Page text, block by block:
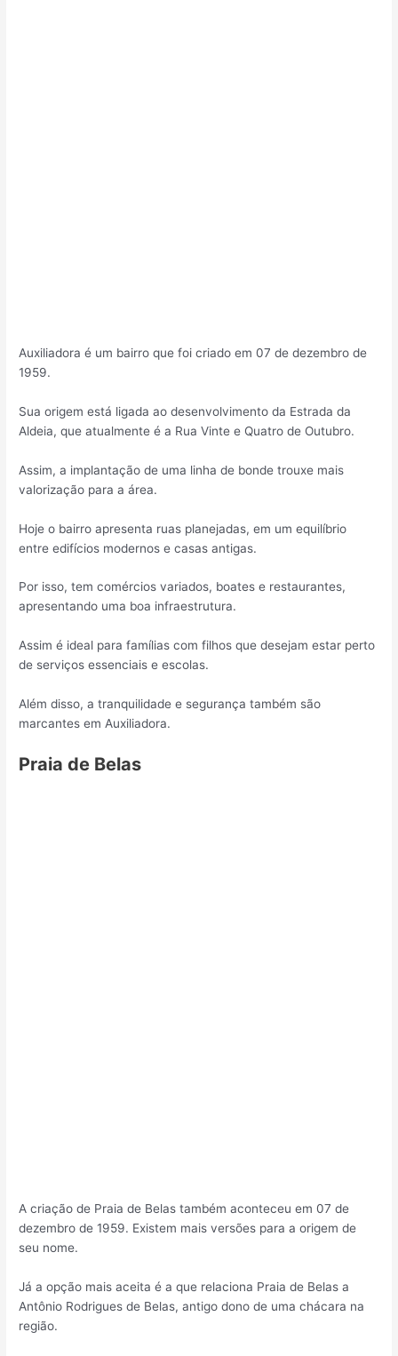
Auxiliadora é um bairro que foi criado em 07 de dezembro de
1959.
Sua origem está ligada ao desenvolvimento da Estrada da
Aldeia, que atualmente é a Rua Vinte e Quatro de Outubro.
Assim, a implantação de uma linha de bonde trouxe mais
valorização para a área.
Hoje o bairro apresenta ruas planejadas, em um equilíbrio
entre edifícios modernos e casas antigas.
Por isso, tem comércios variados, boates e restaurantes,
apresentando uma boa infraestrutura.
Assim é ideal para famílias com filhos que desejam estar perto
de serviços essenciais e escolas.
Além disso, a tranquilidade e segurança também são
marcantes em Auxiliadora.
Praia de Belas
A criação de Praia de Belas também aconteceu em 07 de
dezembro de 1959. Existem mais versões para a origem de
seu nome.
Já a opção mais aceita é a que relaciona Praia de Belas a
Antônio Rodrigues de Belas, antigo dono de uma chácara na
região.